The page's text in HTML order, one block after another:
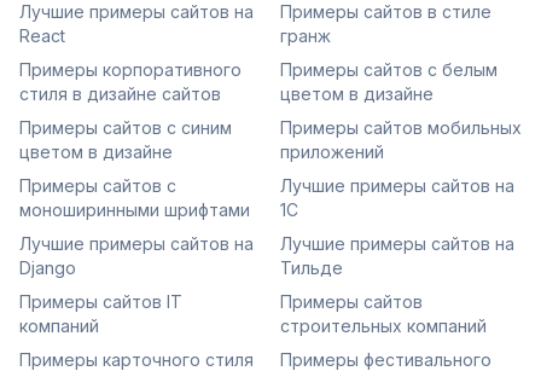
Лучшие примеры сайтов на
React
Примеры сайтов в стиле
гранж
Примеры корпоративного
стиля в дизайне сайтов
Примеры сайтов с белым
цветом в дизайне
Примеры сайтов с синим
цветом в дизайне
Примеры сайтов мобильных
приложений
Примеры сайтов с
моноширинными шрифтами
Лучшие примеры сайтов на
1С
Лучшие примеры сайтов на
Django
Лучшие примеры сайтов на
Тильде
Примеры сайтов IT
компаний
Примеры сайтов
строительных компаний
Примеры карточного стиля
Примеры фестивального